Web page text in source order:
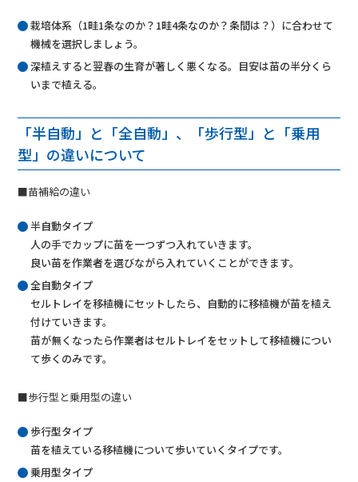
栽培体系（1畦1条なのか？1畦4条なのか？条間は？）に合わせて
機械を選択しましょう。
深植えすると翌春の生育が著しく悪くなる。目安は苗の半分くら
いまで植える。
「半自動」と「全自動」、「歩行型」と「乗用
型」の違いについて
■苗補給の違い
半自動タイプ
人の手でカップに苗を一つずつ入れていきます。
良い苗を作業者を選びながら入れていくことができます。
全自動タイプ
セルトレイを移植機にセットしたら、自動的に移植機が苗を植え
付けていきます。
苗が無くなったら作業者はセルトレイをセットして移植機につい
て歩くのみです。
■歩行型と乗用型の違い
歩行型タイプ
苗を植えている移植機について歩いていくタイプです。
乗用型タイプ